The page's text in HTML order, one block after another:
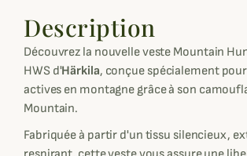
Description
Découvrez la nouvelle veste Mountain
HWS d'Härkila, conçue spécialement
actives en montagne grâce à son
Mountain.
Fabriquée à partir d'un tissu silencieux,